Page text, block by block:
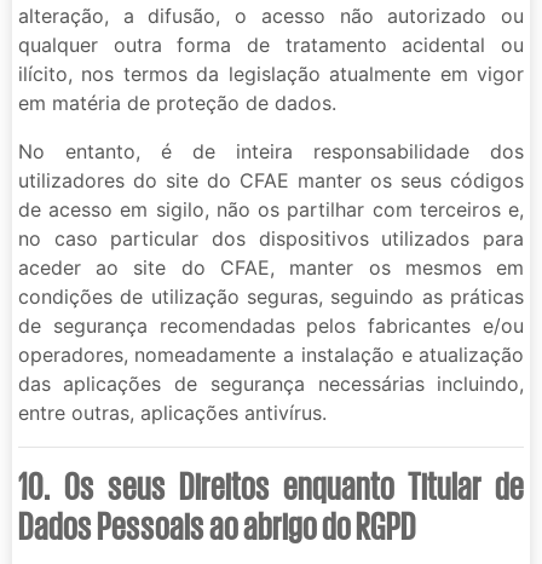
alteração, a difusão, o acesso não autorizado ou
qualquer outra forma de tratamento acidental ou
ilícito, nos termos da legislação atualmente em vigor
em matéria de proteção de dados.
No entanto, é de inteira responsabilidade dos
utilizadores do site do CFAE manter os seus códigos
de acesso em sigilo, não os partilhar com terceiros e,
no caso particular dos dispositivos utilizados para
aceder ao site do CFAE, manter os mesmos em
condições de utilização seguras, seguindo as práticas
de segurança recomendadas pelos fabricantes e/ou
operadores, nomeadamente a instalação e atualização
das aplicações de segurança necessárias incluindo,
entre outras, aplicações antivírus.
10. Os seus Direitos enquanto Titular de
Dados Pessoais ao abrigo do RGPD